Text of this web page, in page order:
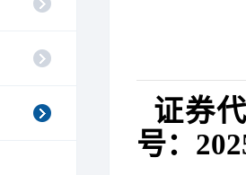
证券
号：